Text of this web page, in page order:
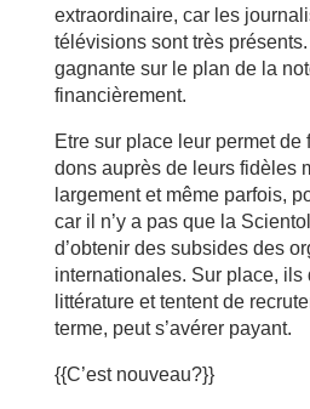
extraordinaire, car les
télévisions sont très
gagnante sur le plan de la
financièrement.
Etre sur place leur permet
dons auprès de leurs fidèles
largement et même parfois,
car il n’y a pas que la
d’obtenir des subsides des
internationales. Sur place, ils
littérature et tentent de
terme, peut s’avérer payant.
{{C’est nouveau?}}